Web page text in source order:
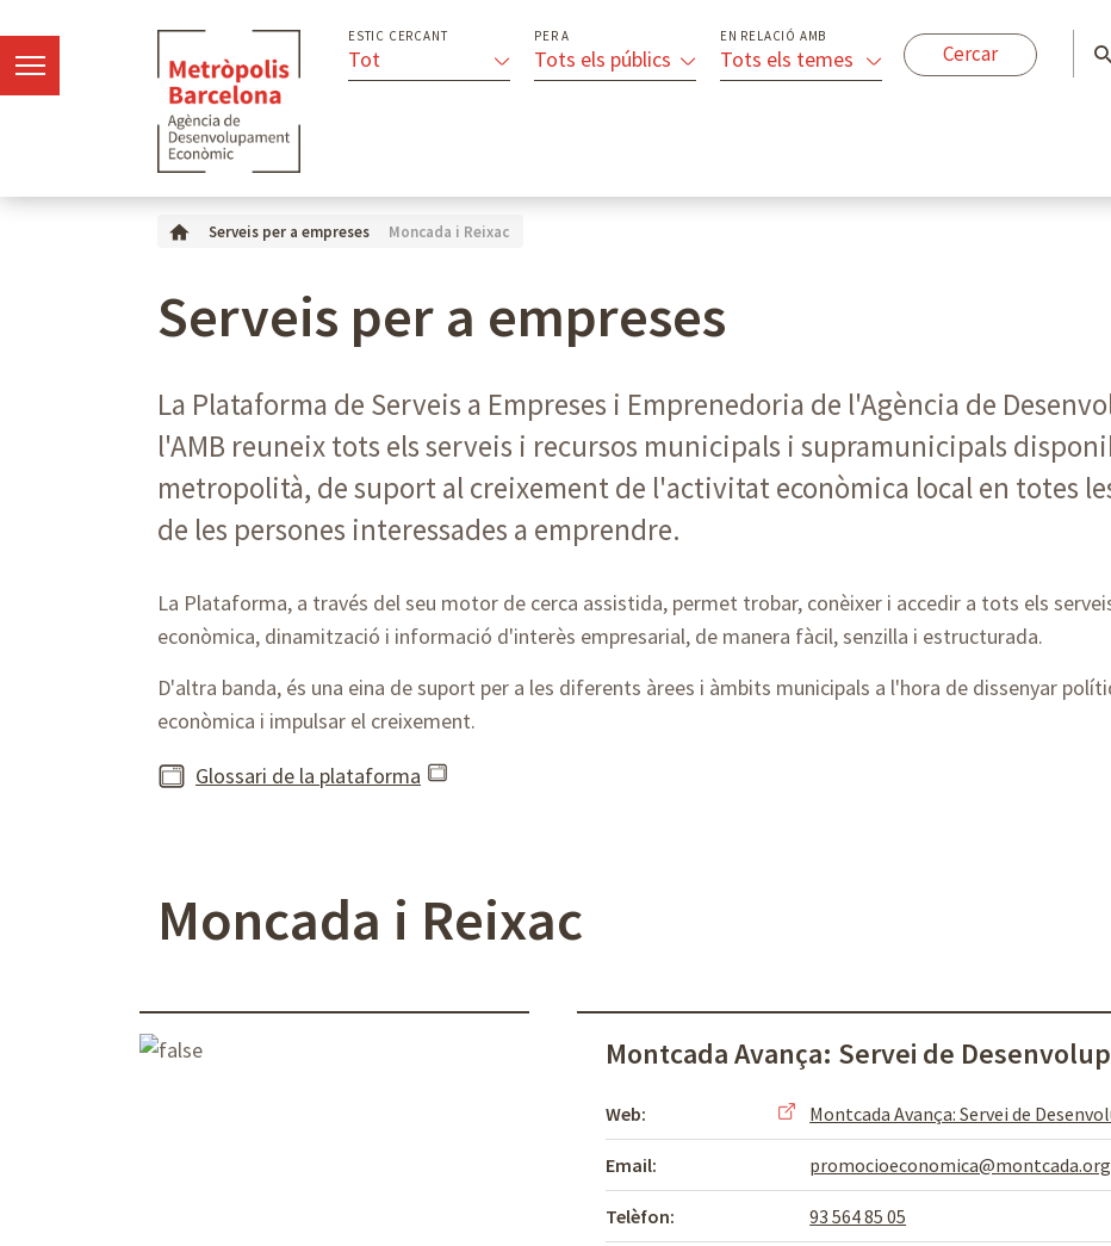
ESTIC CERCANT
Tot
PER A
Tots els públics
EN RELACIÓ AMB
Tots els temes
Serveis per a empreses Moncada i Reixac
Serveis per a empreses
La Plataforma de Serveis a Empreses i Emprenedoria de l'Agència de
l'AMB reuneix tots els serveis i recursos municipals i supramunicipals
metropolità, de suport al creixement de l'activitat econòmica local en totes
de les persones interessades a emprendre.
La Plataforma, a través del seu motor de cerca assistida, permet trobar, conèixer i accedir a tots els
econòmica, dinamització i informació d'interès empresarial, de manera fàcil, senzilla i estructurada.
D'altra banda, és una eina de suport per a les diferents àrees i àmbits municipals a l'hora de dissenyar
econòmica i impulsar el creixement.
Glossari de la plataforma
Moncada i Reixac
Montcada Avança: Servei de
Web: Montcada Avança: Servei de
Email: promocioeconomica@montcada.org
Telèfon: 93 564 85 05